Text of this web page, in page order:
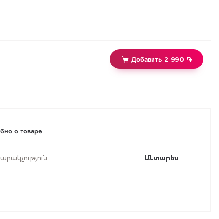
Добавить 2 990 ֏
о товаре
: Անտարես